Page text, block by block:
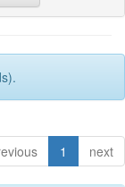
1 next